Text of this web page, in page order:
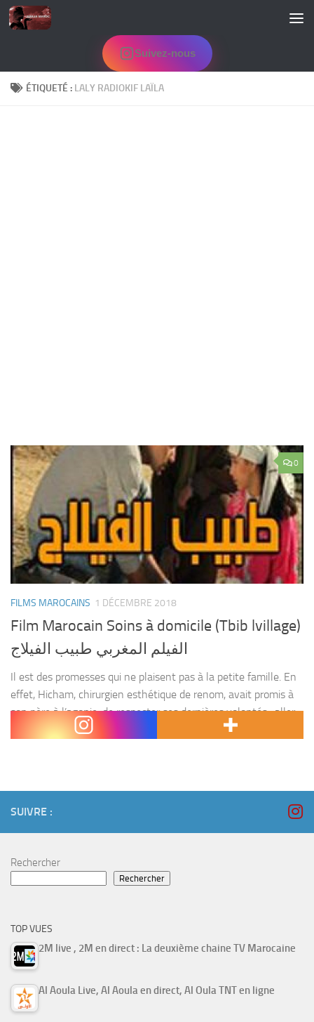
Skip to content
Suivez-nous
ÉTIQUETÉ : LALY RADIOKIF LAÏLA
0
FILMS MAROCAINS 1 DÉCEMBRE 2018
Film Marocain Soins à domicile (Tbib lvillage)
الفيلم المغربي طبيب الفيلاج
Il est des promesses qui ne plaisent pas à la petite famille. En
effet, Hicham, chirurgien esthétique de renom, avait promis à
son père à l’agonie, de respecter ses dernières volontés : aller
travailler...
SUIVRE :
Rechercher
Rechercher
TOP VUES
2M live , 2M en direct : La deuxième chaine TV Marocaine
Al Aoula Live, Al Aoula en direct, Al Oula TNT en ligne